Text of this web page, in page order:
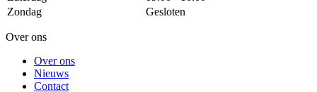
Zondag
Gesloten
Over ons
Over ons
Nieuws
Contact